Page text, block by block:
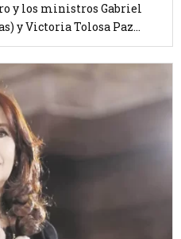
y los ministros Gabriel
y Victoria Tolosa Paz...